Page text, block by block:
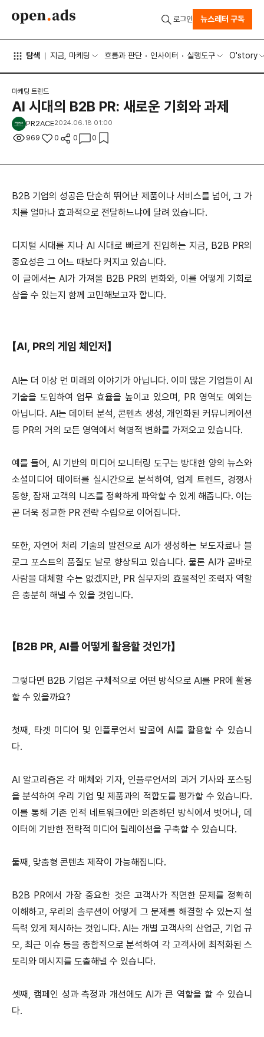
탐색 지금, 마케팅 흐름과 판단 인사이터 실행도구 O'story
로그인 뉴스레터 구독
마케팅 트렌드
AI 시대의 B2B PR: 새로운 기회와 과제
PR2ACE2024.06.18 01:00
969 0 0 0
B2B 기업의 성공은 단순히 뛰어난 제품이나 서비스를 넘어, 그 가
치를 얼마나 효과적으로 전달하느냐에 달려 있습니다.
디지털 시대를 지나 AI 시대로 빠르게 진입하는 지금, B2B PR의
중요성은 그 어느 때보다 커지고 있습니다.
이 글에서는 AI가 가져올 B2B PR의 변화와, 이를 어떻게 기회로
삼을 수 있는지 함께 고민해보고자 합니다.
【AI, PR의 게임 체인저】
AI는 더 이상 먼 미래의 이야기가 아닙니다. 이미 많은 기업들이 AI
기술을 도입하여 업무 효율을 높이고 있으며, PR 영역도 예외는
아닙니다. AI는 데이터 분석, 콘텐츠 생성, 개인화된 커뮤니케이션
등 PR의 거의 모든 영역에서 혁명적 변화를 가져오고 있습니다.
예를 들어, AI 기반의 미디어 모니터링 도구는 방대한 양의 뉴스와
소셜미디어 데이터를 실시간으로 분석하여, 업계 트렌드, 경쟁사
동향, 잠재 고객의 니즈를 정확하게 파악할 수 있게 해줍니다. 이는
곧 더욱 정교한 PR 전략 수립으로 이어집니다.
또한, 자연어 처리 기술의 발전으로 AI가 생성하는 보도자료나 블
로그 포스트의 품질도 날로 향상되고 있습니다. 물론 AI가 곧바로
사람을 대체할 수는 없겠지만, PR 실무자의 효율적인 조력자 역할
은 충분히 해낼 수 있을 것입니다.
【B2B PR, AI를 어떻게 활용할 것인가】
그렇다면 B2B 기업은 구체적으로 어떤 방식으로 AI를 PR에 활용
할 수 있을까요?
첫째, 타겟 미디어 및 인플루언서 발굴에 AI를 활용할 수 있습니
다.
AI 알고리즘은 각 매체와 기자, 인플루언서의 과거 기사와 포스팅
을 분석하여 우리 기업 및 제품과의 적합도를 평가할 수 있습니다.
이를 통해 기존 인적 네트워크에만 의존하던 방식에서 벗어나, 데
이터에 기반한 전략적 미디어 릴레이션을 구축할 수 있습니다.
둘째, 맞춤형 콘텐츠 제작이 가능해집니다.
B2B PR에서 가장 중요한 것은 고객사가 직면한 문제를 정확히
이해하고, 우리의 솔루션이 어떻게 그 문제를 해결할 수 있는지 설
득력 있게 제시하는 것입니다. AI는 개별 고객사의 산업군, 기업 규
모, 최근 이슈 등을 종합적으로 분석하여 각 고객사에 최적화된 스
토리와 메시지를 도출해낼 수 있습니다.
셋째, 캠페인 성과 측정과 개선에도 AI가 큰 역할을 할 수 있습니
다.